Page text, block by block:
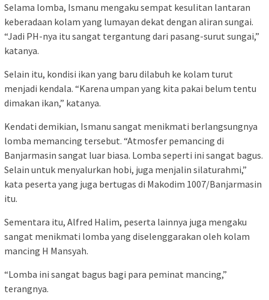
Selama lomba, Ismanu mengaku sempat kesulitan lantaran
keberadaan kolam yang lumayan dekat dengan aliran sungai.
“Jadi PH-nya itu sangat tergantung dari pasang-surut sungai,”
katanya.
Selain itu, kondisi ikan yang baru dilabuh ke kolam turut
menjadi kendala. “Karena umpan yang kita pakai belum tentu
dimakan ikan,” katanya.
Kendati demikian, Ismanu sangat menikmati berlangsungnya
lomba memancing tersebut. “Atmosfer pemancing di
Banjarmasin sangat luar biasa. Lomba seperti ini sangat bagus.
Selain untuk menyalurkan hobi, juga menjalin silaturahmi,”
kata peserta yang juga bertugas di Makodim 1007/Banjarmasin
itu.
Sementara itu, Alfred Halim, peserta lainnya juga mengaku
sangat menikmati lomba yang diselenggarakan oleh kolam
mancing H Mansyah.
“Lomba ini sangat bagus bagi para peminat mancing,”
terangnya.